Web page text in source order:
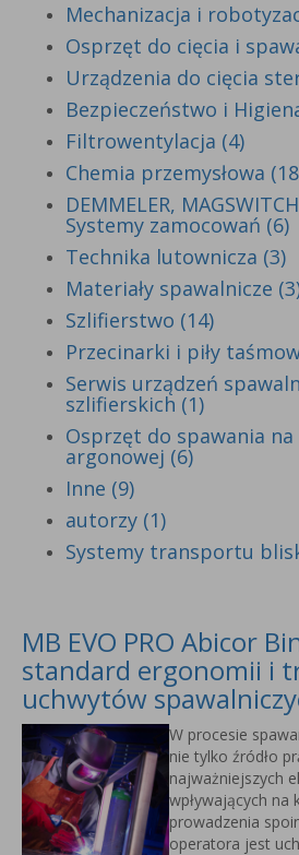
Mechanizacja i
Osprzęt do cięcia i
Urządzenia do cięcia
Bezpieczeństwo i
Filtrowentylacja (4)
Chemia przemysłowa
DEMMELER,
Systemy zamocowań (6)
Technika lutownicza (3)
Materiały spawalnicze
Szlifierstwo (14)
Przecinarki i piły
Serwis urządzeń
szlifierskich (1)
Osprzęt do spawania na
argonowej (6)
Inne (9)
autorzy (1)
Systemy transportu
MB EVO PRO Abicor
standard ergonomii i
uchwytów
W procesie
nie tylko źródło
najważniejszych
wpływających
prowadzenia
operatora jest